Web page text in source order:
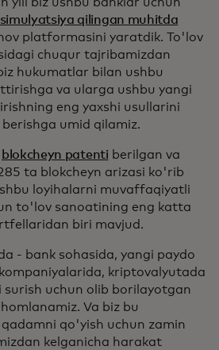
qilingan muhitda
platformasini yaratdik. To'lov
chuqur tajribamizdan
hukumatlar bilan ushbu
va ularga ushbu yangi
eng yaxshi usullarini
umid qilamiz.
blokcheyn patenti berilgan va
ta blokcheyn arizasi ko'rib
loyihalarni muvaffaqiyatli
to'lov sanoatining eng katta
biri mavjud.
- bank sohasida, yangi paydo
kriptovalyutada
uchun olib borilayotgan
Va biz bu
qo'yish uchun zamin
kelganicha harakat